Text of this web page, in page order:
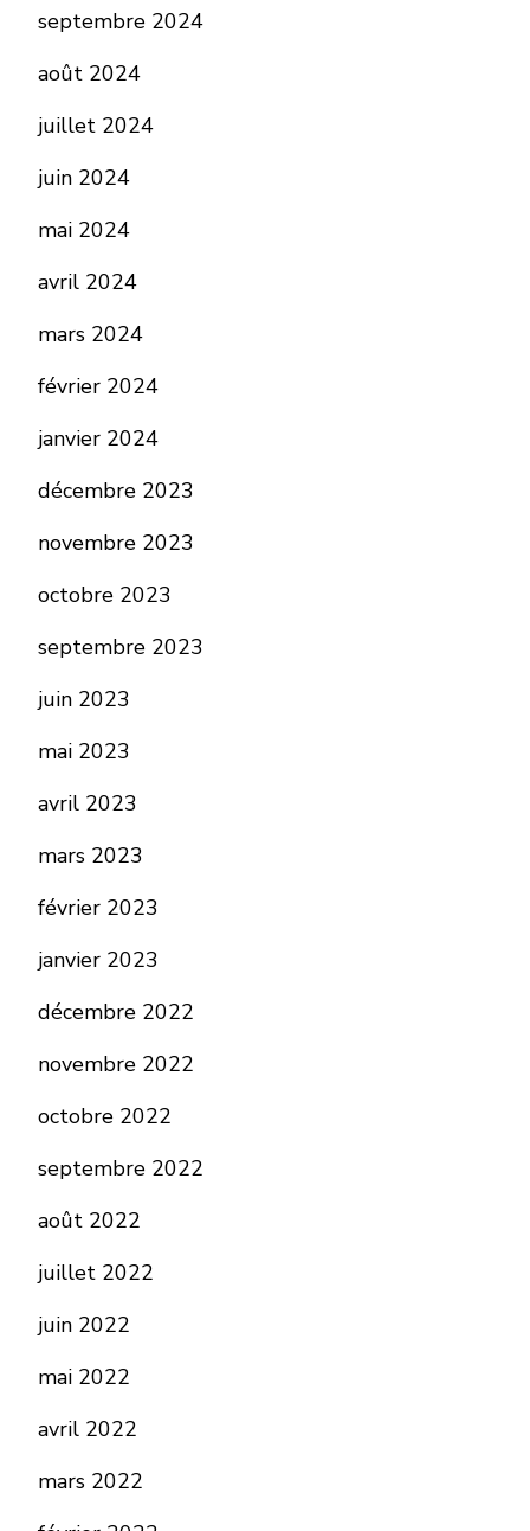
septembre 2024
août 2024
juillet 2024
juin 2024
mai 2024
avril 2024
mars 2024
février 2024
janvier 2024
décembre 2023
novembre 2023
octobre 2023
septembre 2023
juin 2023
mai 2023
avril 2023
mars 2023
février 2023
janvier 2023
décembre 2022
novembre 2022
octobre 2022
septembre 2022
août 2022
juillet 2022
juin 2022
mai 2022
avril 2022
mars 2022